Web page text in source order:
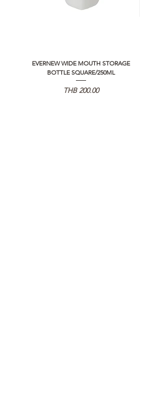
EVERNEW WIDE MOUTH STORAGE
BOTTLE SQUARE/250ML
Price
THB 200.00